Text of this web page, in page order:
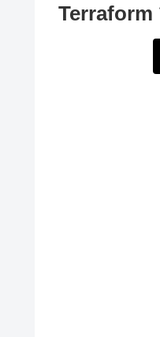
Terraform